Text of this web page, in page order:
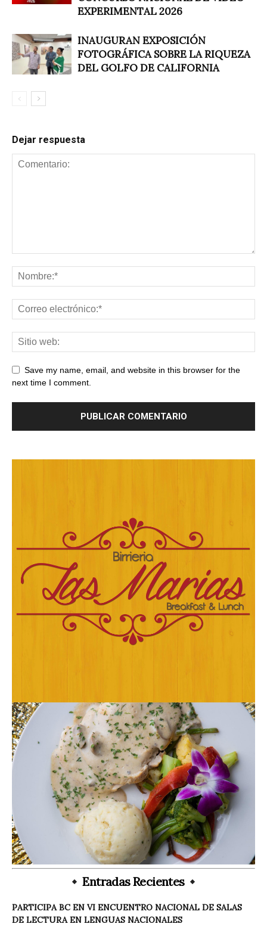
EXPERIMENTAL 2026
INAUGURAN EXPOSICIÓN
FOTOGRÁFICA SOBRE LA RIQUEZA
DEL GOLFO DE CALIFORNIA
Dejar respuesta
Save my name, email, and website in this browser for the
next time I comment.
Entradas Recientes
PARTICIPA BC EN VI ENCUENTRO NACIONAL DE SALAS
DE LECTURA EN LENGUAS NACIONALES